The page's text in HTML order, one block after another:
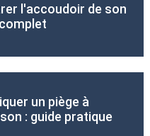
l'accoudoir de son
un piège à
: guide pratique